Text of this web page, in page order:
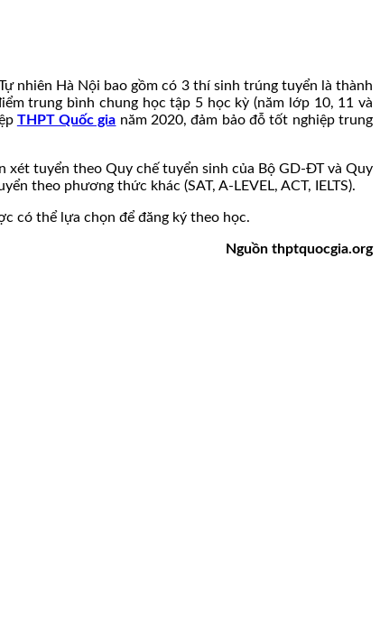
nhiên Hà Nội bao gồm có 3 thí sinh trúng tuyển là thành
trung bình chung học tập 5 học kỳ (năm lớp 10, 11 và
THPT Quốc gia năm 2020, đảm bảo đỗ tốt nghiệp trung
tuyển theo Quy chế tuyển sinh của Bộ GD-ĐT và Quy
theo phương thức khác (SAT, A-LEVEL, ACT, IELTS).
có thể lựa chọn để đăng ký theo học.
Nguồn thptquocgia.org